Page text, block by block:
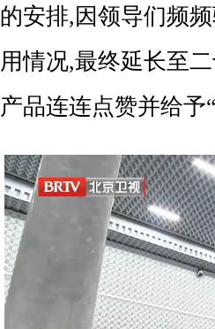
的安排,因领导们频
用情况,最终延长至
产品连连点赞并给予